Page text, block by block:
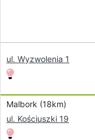
ul. Wyzwolenia 1
Malbork (18km)
ul. Kościuszki 19